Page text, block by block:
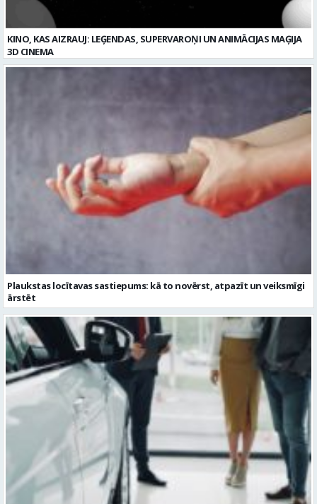
Plaukstas locītavas sastiepums: kā to novērst, atpazīt un veiksmīgi
Kāpēc divus trīs gadus veci mazlietoti auto ar garantiju ir laba izvēle